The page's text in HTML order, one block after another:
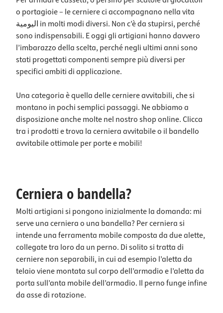
o portagioie – le cerniere ci accompagnano nella vita
اليومية in molti modi diversi. Non c’è da stupirsi, perché
sono indispensabili. E oggi gli artigiani hanno davvero
l’imbarazzo della scelta, perché negli ultimi anni sono
stati progettati componenti sempre più diversi per
specifici ambiti di applicazione.
Una categoria è quella delle cerniere avvitabili, che si
montano in pochi semplici passaggi. Ne abbiamo a
disposizione anche molte nel nostro shop online. Clicca
tra i prodotti e trova la cerniera avvitabile o il bandello
avvitabile ottimale per porte e mobili!
Cerniera o bandella?
Molti artigiani si pongono inizialmente la domanda: mi
serve una cerniera o una bandella? Per cerniera si
intende una ferramenta mobile composta da due alette,
collegate tra loro da un perno. Di solito si tratta di
cerniere non separabili, in cui ad esempio l’aletta da
telaio viene montata sul corpo dell’armadio e l’aletta da
porta sull’anta mobile dell’armadio. Il perno funge infine
da asse di rotazione.